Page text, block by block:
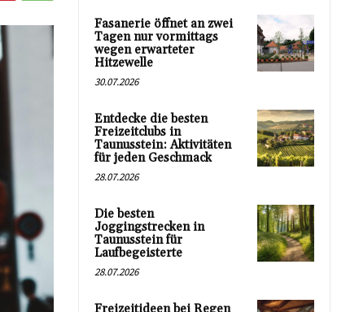
Fasanerie öffnet an zwei
Tagen nur vormittags
wegen erwarteter
Hitzewelle
30.07.2026
Entdecke die besten
Freizeitclubs in
Taunusstein: Aktivitäten
für jeden Geschmack
28.07.2026
Die besten
Joggingstrecken in
Taunusstein für
Laufbegeisterte
28.07.2026